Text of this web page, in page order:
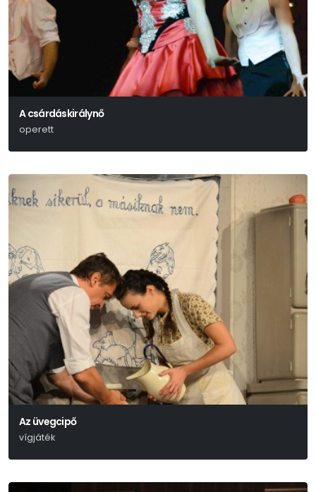
A csárdáskirálynő
operett
Az üvegcipő
vígjáték